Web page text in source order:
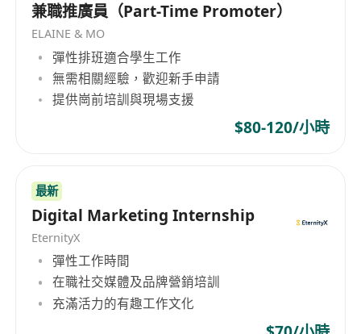
兼職推廣員（Part-Time Promoter）
ELAINE & MO
彈性排班適合學生工作
無需相關經驗，歡迎新手申請
提供崗前培訓與現場支援
$80-120/小時
最新
Digital Marketing Internship
EternityX
彈性工作時間
在職社交媒體及品牌營銷培訓
充滿活力的有趣工作文化